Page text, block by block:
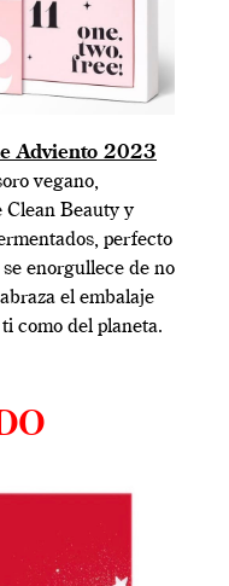
Adviento 2023
vegano,
Clean Beauty y
perfecto
enorgullece de no
el embalaje
como del planeta.